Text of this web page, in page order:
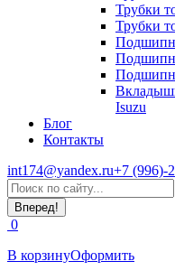
Трубки
Трубки
Isuzu
Блог
Контакты
int174@yandex.ru+7 (996)-
Страница
WhatsApp
открывается
в
новом
окне
Поиск:
0
В корзинуОформить